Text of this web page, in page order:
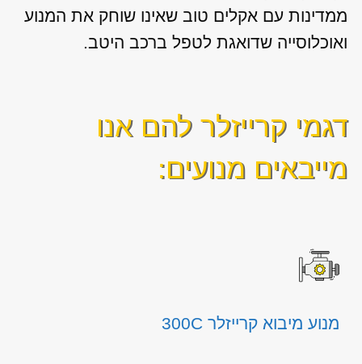
ממדינות עם אקלים טוב שאינו שוחק את המנוע
ואוכלוסייה שדואגת לטפל ברכב היטב.
דגמי קרייזלר להם אנו
מייבאים מנועים:
מנוע מיבוא קרייזלר 300C